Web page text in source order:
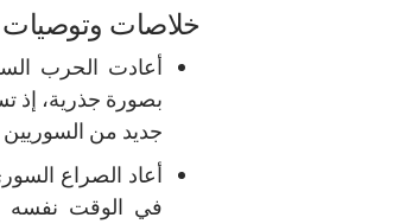
خلاصات وتوصيات
أعادت الحرب
جديد من
أعاد الصراع
في الوقت نفسه